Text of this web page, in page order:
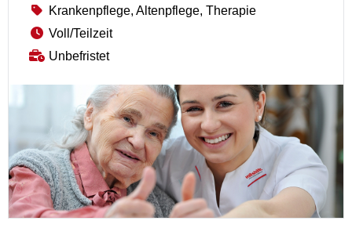
Krankenpflege, Altenpflege, Therapie
Voll/Teilzeit
Unbefristet